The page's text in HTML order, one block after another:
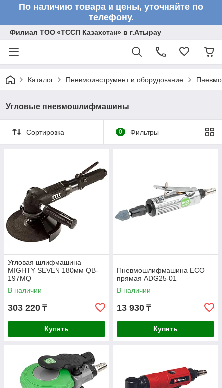
По наличию товара и цены, уточняйте по
телефону.
Филиал ТОО «ТССП Казахстан» в г.Атырау
Каталог Пневмоинструмент и оборудование
Угловые пневмошлифмашины
Сортировка 0 Фильтры
Угловая шлифмашина
MIGHTY SEVEN 180мм QB-
197MQ
В наличии
303 220 ₸
Купить
Пневмошлифмашина ECO
прямая ADG25-01
В наличии
13 930 ₸
Купить